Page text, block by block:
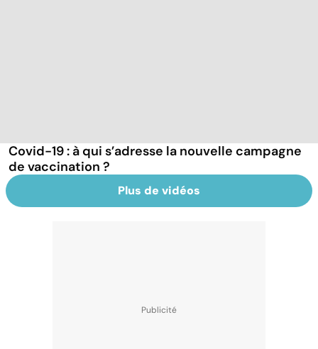
Covid-19 : à qui s’adresse la nouvelle campagne
de vaccination ?
Plus de vidéos